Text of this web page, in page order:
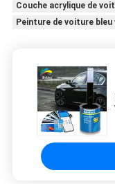
Couche acrylique de
Peinture de voiture